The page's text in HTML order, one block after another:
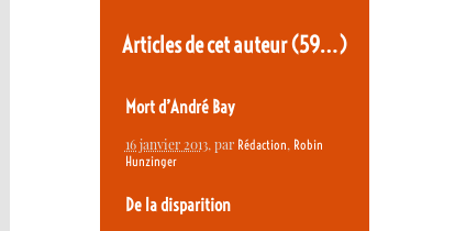
Articles de cet auteur(59…)
Mort d’André Bay
16 janvier 2013, par Rédaction, Robin
Hunzinger
De la disparition